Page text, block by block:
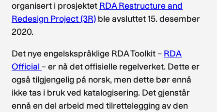
organisert i prosjektet RDA Restructure and
Redesign Project (3R) ble avsluttet 15. desember
2020.
Det nye engelskspråklige RDA Toolkit – RDA
Official – er nå det offisielle regelverket. Dette er
også tilgjengelig på norsk, men dette bør ennå
ikke tas i bruk ved katalogisering. Det gjenstår
ennå en del arbeid med tilrettelegging av den